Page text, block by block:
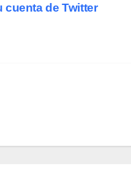
cuenta de Twitter